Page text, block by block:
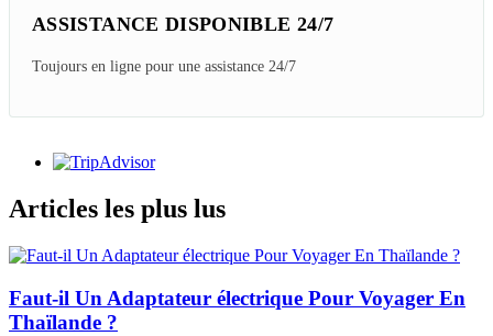
ASSISTANCE DISPONIBLE 24/7
Toujours en ligne pour une assistance 24/7
Articles les plus lus
Faut-il Un Adaptateur électrique Pour Voyager En
Thaïlande ?